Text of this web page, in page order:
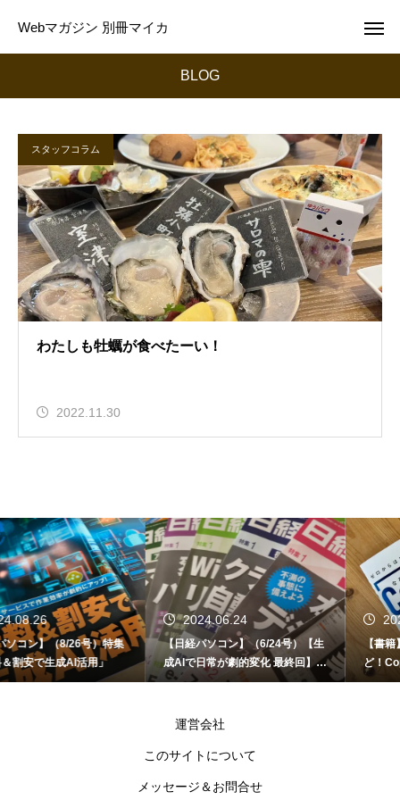
Webマガジン 別冊マイカ
BLOG
スタッフコラム
わたしも牡蠣が食べたーい！
2022.11.30
特集
」
2024.06.24
【日経パソコン】（6/24号）【生
成AIで日常が劇的変化 最終回】 A
I時代のアプリケーション／サービ
2024.06.12
【書籍】ゼロからはじめ
ど！Copilot活用術（技術
運営会社
このサイトについて
メッセージ＆お問合せ